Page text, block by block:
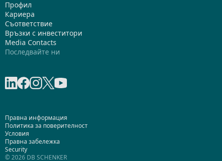
Профил
Кариера
Съответствие
Връзки с инвеститори
Media Contacts
Последвайте ни
Правна информация
Политика за поверителност
Условия
Правна забележка
Security
© 2026 DB SCHENKER